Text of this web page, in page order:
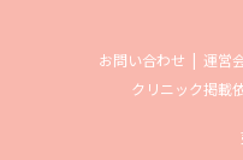
お問い合わせ 運営
クリニック掲載